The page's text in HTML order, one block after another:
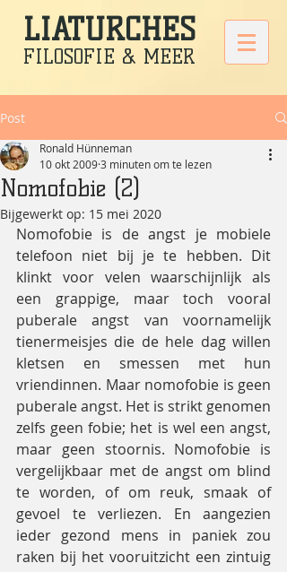
LIATURCHES
FILOSOFIE & MEER
Post
Nomofobie (2)
Ronald Hünneman
10 okt 20093 minuten om te lezen
Bijgewerkt op: 15 mei 2020
Nomofobie is de angst je mobiele
telefoon niet bij je te hebben. Dit
klinkt voor velen waarschijnlijk als
een grappige, maar toch vooral
puberale angst van voornamelijk
tienermeisjes die de hele dag willen
kletsen en smessen met hun
vriendinnen. Maar nomofobie is geen
puberale angst. Het is strikt genomen
zelfs geen fobie; het is wel een angst,
maar geen stoornis. Nomofobie is
vergelijkbaar met de angst om blind
te worden, of om reuk, smaak of
gevoel te verliezen. En aangezien
ieder gezond mens in paniek zou
raken bij het vooruitzicht een zintuig